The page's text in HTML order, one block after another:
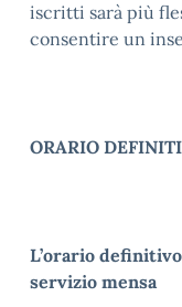
iscritti sarà più
consentire un
ORARIO
L’orario
servizio mensa